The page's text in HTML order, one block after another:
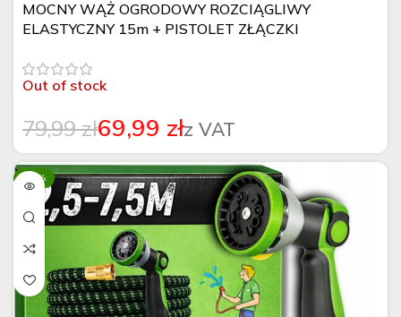
MOCNY WĄŻ OGRODOWY ROZCIĄGLIWY
ELASTYCZNY 15m + PISTOLET ZŁĄCZKI
Out of stock
79,99zł69,99 zł
-10%